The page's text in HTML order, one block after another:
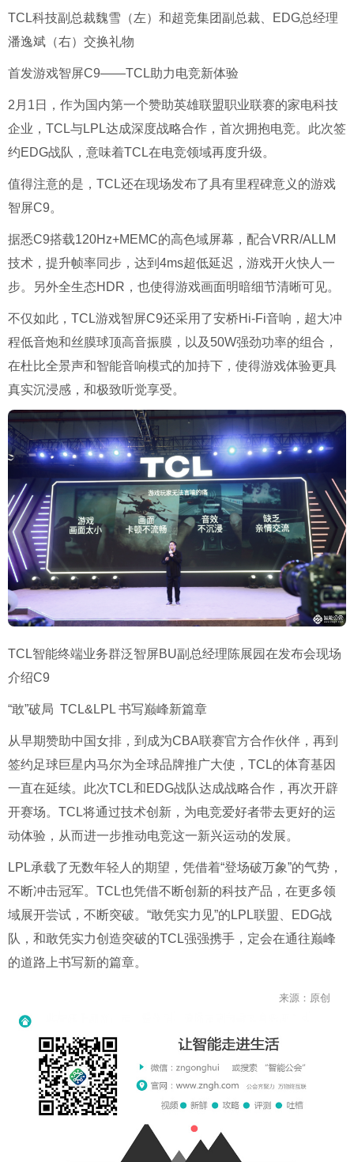
TCL科技副总裁魏雪（左）和超竞集团副总裁、EDG总经理
潘逸斌（右）交换礼物
首发游戏智屏C9——TCL助力电竞新体验
2月1日，作为国内第一个赞助英雄联盟职业联赛的家电科技
企业，TCL与LPL达成深度战略合作，首次拥抱电竞。此次签
约EDG战队，意味着TCL在电竞领域再度升级。
值得注意的是，TCL还在现场发布了具有里程碑意义的游戏
智屏C9。
据悉C9搭载120Hz+MEMC的高色域屏幕，配合VRR/ALLM
技术，提升帧率同步，达到4ms超低延迟，游戏开火快人一
步。另外全生态HDR，也使得游戏画面明暗细节清晰可见。
不仅如此，TCL游戏智屏C9还采用了安桥Hi-Fi音响，超大冲
程低音炮和丝膜球顶高音振膜，以及50W强劲功率的组合，
在杜比全景声和智能音响模式的加持下，使得游戏体验更具
真实沉浸感，和极致听觉享受。
TCL智能终端业务群泛智屏BU副总经理陈展园在发布会现场
介绍C9
“敢”破局 TCL&LPL 书写巅峰新篇章
从早期赞助中国女排，到成为CBA联赛官方合作伙伴，再到
签约足球巨星内马尔为全球品牌推广大使，TCL的体育基因
一直在延续。此次TCL和EDG战队达成战略合作，再次开辟
开赛场。TCL将通过技术创新，为电竞爱好者带去更好的运
动体验，从而进一步推动电竞这一新兴运动的发展。
LPL承载了无数年轻人的期望，凭借着“登场破万象”的气势，
不断冲击冠军。TCL也凭借不断创新的科技产品，在更多领
域展开尝试，不断突破。“敢凭实力见”的LPL联盟、EDG战
队，和敢凭实力创造突破的TCL强强携手，定会在通往巅峰
的道路上书写新的篇章。
来源：原创